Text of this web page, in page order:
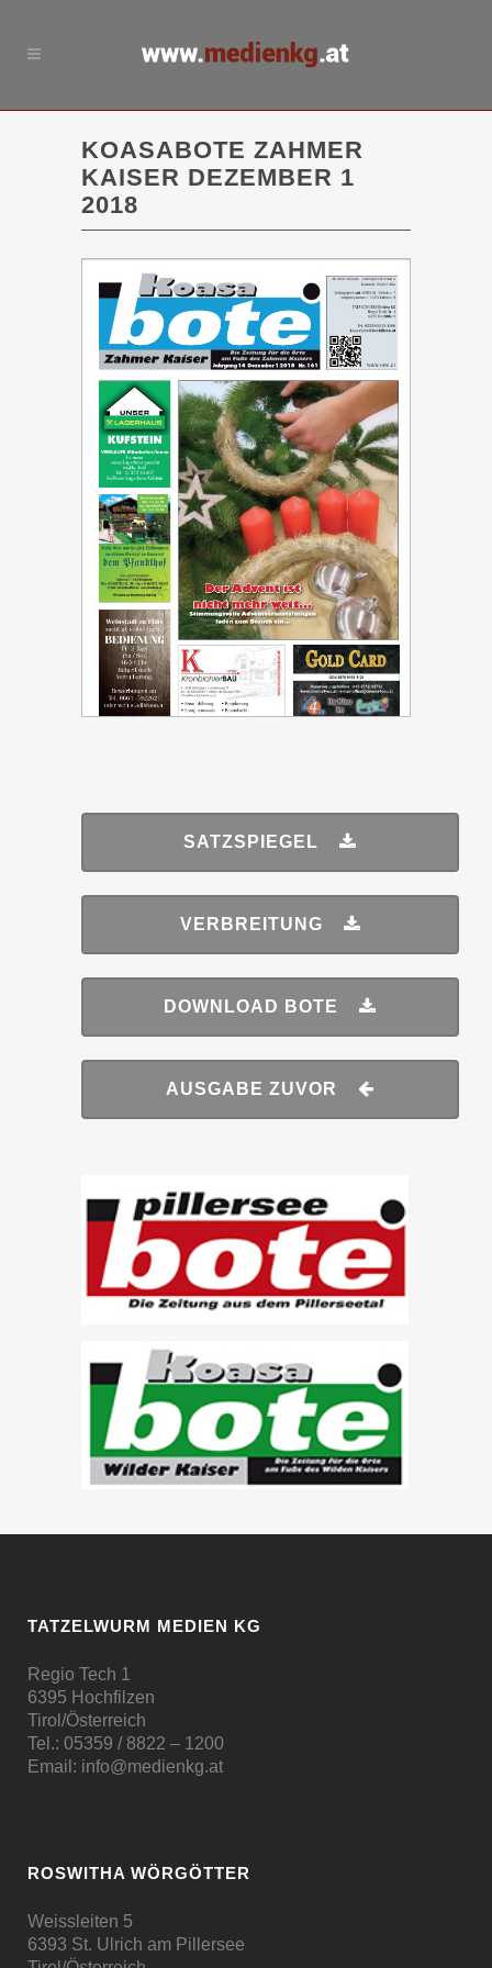
KOASABOTE ZAHMER
KAISER DEZEMBER 1
2018
SATZSPIEGEL
VERBREITUNG
DOWNLOAD BOTE
AUSGABE ZUVOR
TATZELWURM MEDIEN KG
Regio Tech 1
6395 Hochfilzen
Tirol/Österreich
Tel.: 05359 / 8822 – 1200
Email: info@medienkg.at
ROSWITHA WÖRGÖTTER
Weissleiten 5
6393 St. Ulrich am Pillersee